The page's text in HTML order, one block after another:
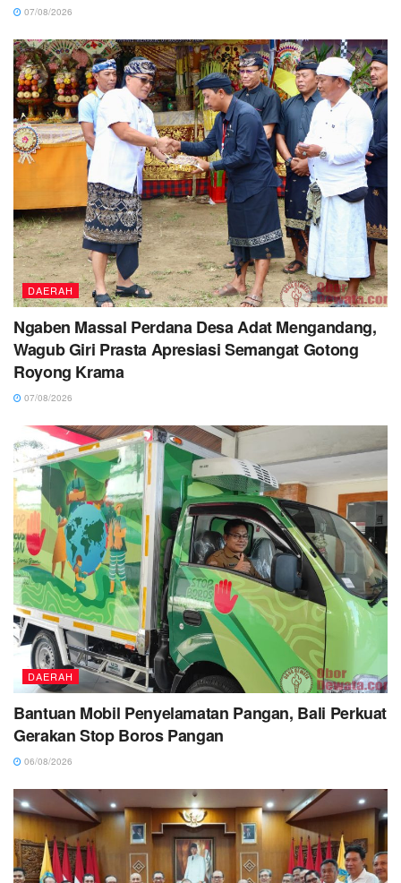
07/08/2026
DAERAH
Ngaben Massal Perdana Desa Adat Mengandang,
Wagub Giri Prasta Apresiasi Semangat Gotong
Royong Krama
07/08/2026
DAERAH
Bantuan Mobil Penyelamatan Pangan, Bali Perkuat
Gerakan Stop Boros Pangan
06/08/2026